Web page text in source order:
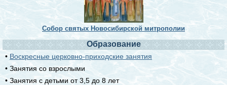
Собор святых Новосибирской митрополии
Образование
• Воскресные церковно-приходские занятия
• Занятия со взрослыми
• Занятия с детьми от 3,5 до 8 лет